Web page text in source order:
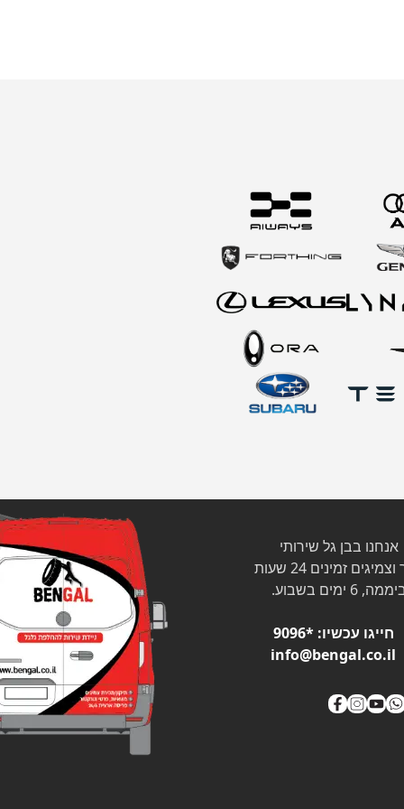
אנחנו בבן גל שירותי
זמינים 24 שעות
6 ימים בשבוע.
חייגו עכשיו:*9096
info@bengal.co.il